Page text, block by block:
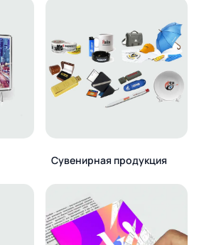
Сувенирная продукция